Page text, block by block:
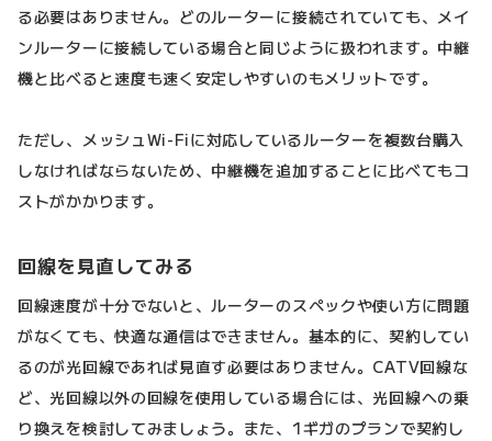
る必要はありません。どのルーターに接続されていても、メイ
ンルーターに接続している場合と同じように扱われます。中継
機と比べると速度も速く安定しやすいのもメリットです。
ただし、メッシュWi-Fiに対応しているルーターを複数台購入
しなければならないため、中継機を追加することに比べてもコ
ストがかかります。
回線を見直してみる
回線速度が十分でないと、ルーターのスペックや使い方に問題
がなくても、快適な通信はできません。基本的に、契約してい
るのが光回線であれば見直す必要はありません。CATV回線な
ど、光回線以外の回線を使用している場合には、光回線への乗
り換えを検討してみましょう。また、1ギガのプランで契約し